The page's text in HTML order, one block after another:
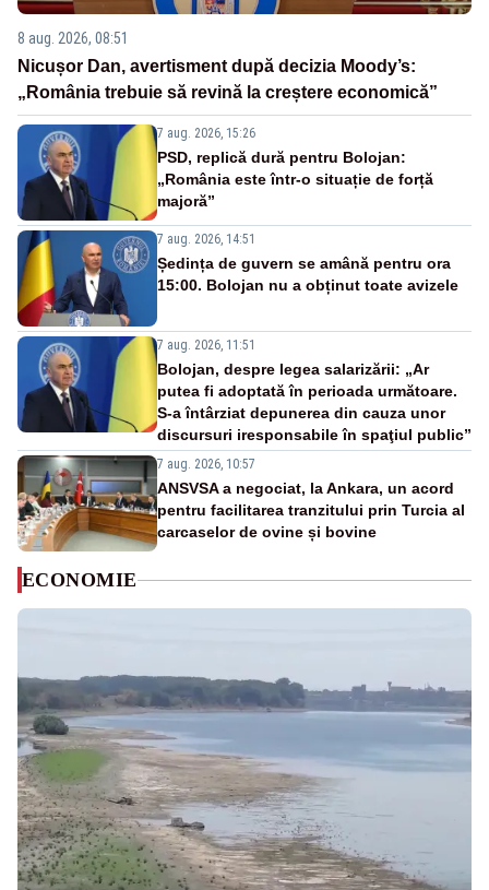
8 aug. 2026, 08:51
Nicușor Dan, avertisment după decizia Moody’s:
„România trebuie să revină la creștere economică”
7 aug. 2026, 15:26
PSD, replică dură pentru Bolojan:
„România este într-o situație de forță
majoră”
7 aug. 2026, 14:51
Ședința de guvern se amână pentru ora
15:00. Bolojan nu a obținut toate avizele
7 aug. 2026, 11:51
Bolojan, despre legea salarizării: „Ar
putea fi adoptată în perioada următoare.
S-a întârziat depunerea din cauza unor
discursuri iresponsabile în spaţiul public”
7 aug. 2026, 10:57
ANSVSA a negociat, la Ankara, un acord
pentru facilitarea tranzitului prin Turcia al
carcaselor de ovine și bovine
ECONOMIE